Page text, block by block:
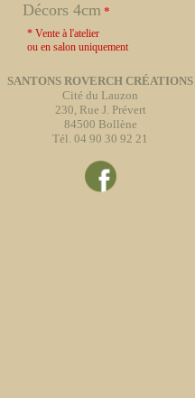
Décors 4cm *
* Vente à l'atelier
ou en salon uniquement
SANTONS ROVERCH CRÉATIONS
Cité du Lauzon
230, Rue J. Prévert
84500 Bollène
Tél. 04 90 30 92 21